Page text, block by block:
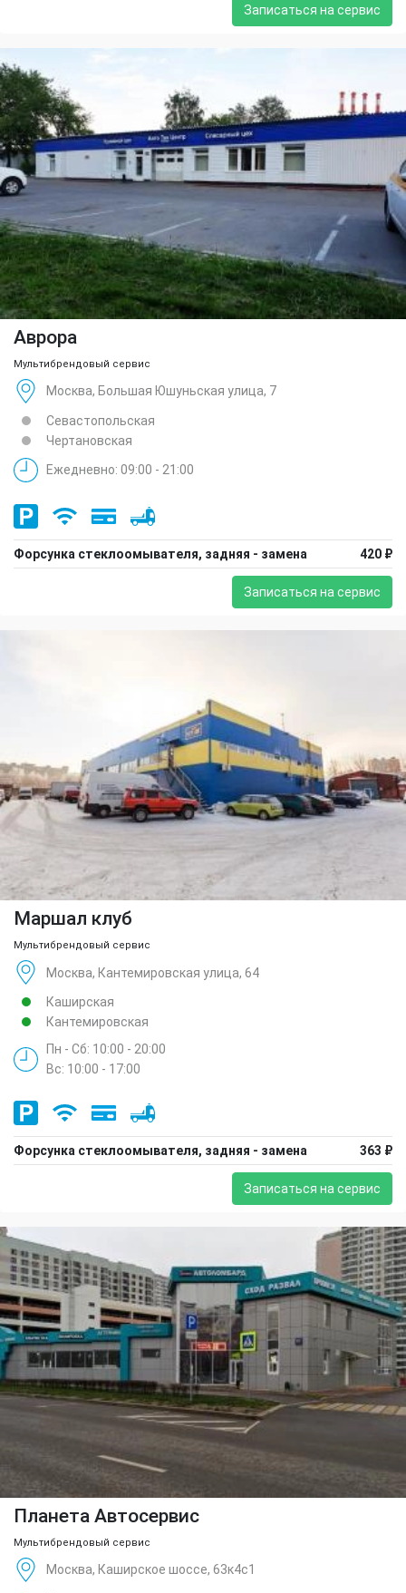
Записаться на сервис
Аврора
Мультибрендовый сервис
Москва, Большая Юшуньская улица, 7
Севастопольская
Чертановская
Ежедневно: 09:00 - 21:00
Форсунка стеклоомывателя, задняя - замена 420 ₽
Записаться на сервис
Маршал клуб
Мультибрендовый сервис
Москва, Кантемировская улица, 64
Каширская
Кантемировская
Пн - Сб: 10:00 - 20:00
Вс: 10:00 - 17:00
Форсунка стеклоомывателя, задняя - замена 363 ₽
Записаться на сервис
Планета Автосервис
Мультибрендовый сервис
Москва, Каширское шоссе, 63к4с1